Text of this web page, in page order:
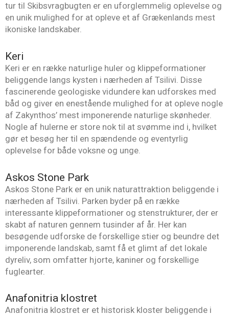
tur til Skibsvragbugten er en uforglemmelig oplevelse og
en unik mulighed for at opleve et af Grækenlands mest
ikoniske landskaber.
Keri
Keri er en række naturlige huler og klippeformationer
beliggende langs kysten i nærheden af Tsilivi. Disse
fascinerende geologiske vidundere kan udforskes med
båd og giver en enestående mulighed for at opleve nogle
af Zakynthos’ mest imponerende naturlige skønheder.
Nogle af hulerne er store nok til at svømme ind i, hvilket
gør et besøg her til en spændende og eventyrlig
oplevelse for både voksne og unge.
Askos Stone Park
Askos Stone Park er en unik naturattraktion beliggende i
nærheden af Tsilivi. Parken byder på en række
interessante klippeformationer og stenstrukturer, der er
skabt af naturen gennem tusinder af år. Her kan
besøgende udforske de forskellige stier og beundre det
imponerende landskab, samt få et glimt af det lokale
dyreliv, som omfatter hjorte, kaniner og forskellige
fuglearter.
Anafonitria klostret
Anafonitria klostret er et historisk kloster beliggende i